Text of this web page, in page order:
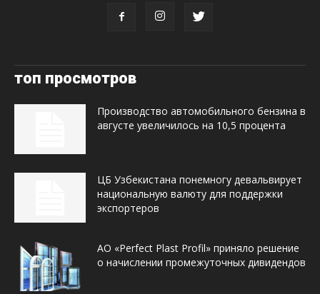
топ просмотров
Производство автомобильного бензина в
августе увеличилось на 10,5 процента
ЦБ Узбекистана понемногу девальвирует
национальную валюту для поддержки
экспортеров
АО «Perfect Plast Profil» приняло решение
о начислении промежуточных дивидендов